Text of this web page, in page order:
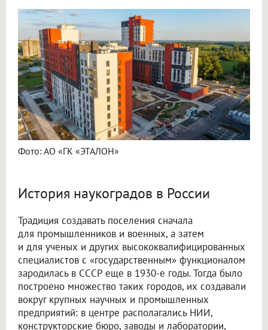
Фото: АО «ГК «ЭТАЛОН»
История наукоградов в России
Традиция создавать поселения сначала
для промышленников и военных, а затем
и для ученых и других высококвалифицированных
специалистов с «государственным» функционалом
зародилась в СССР еще в 1930-е годы. Тогда было
построено множество таких городов, их создавали
вокруг крупных научных и промышленных
предприятий: в центре располагались НИИ,
конструкторские бюро, заводы и лаборатории,